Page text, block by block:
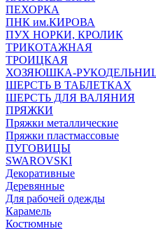
ПЕХОРКА
ПНК им.КИРОВА
ПУХ НОРКИ, КРОЛИК
ТРИКОТАЖНАЯ
ТРОИЦКАЯ
ХОЗЯЮШКА-
ШЕРСТЬ В ТАБЛЕТКАХ
ШЕРСТЬ ДЛЯ ВАЛЯНИЯ
ПРЯЖКИ
Пряжки металлические
Пряжки пластмассовые
ПУГОВИЦЫ
SWAROVSKI
Декоративные
Деревянные
Для рабочей одежды
Карамель
Костюмные